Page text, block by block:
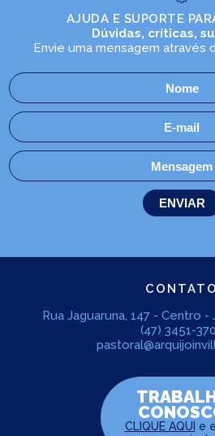
AJUDA E SUPORTE
Dúvidas, críticas,
Envie uma mensagem através
CONTATO
Rua Jaguaruna, 147 - Centro
(47) 3451-
CLIQUE AQUI e